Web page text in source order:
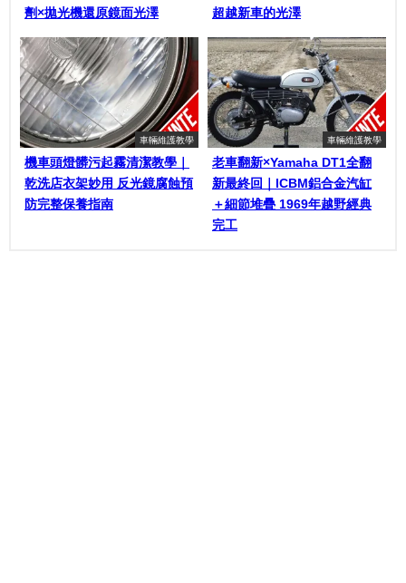
劑×拋光機還原鏡面光澤
超越新車的光澤
車輛維護教學
機車頭燈髒污起霧清潔教學｜
乾洗店衣架妙用 反光鏡腐蝕預
防完整保養指南
車輛維護教學
老車翻新×Yamaha DT1全翻
新最終回｜ICBM鋁合金汽缸
＋細節堆疊 1969年越野經典
完工